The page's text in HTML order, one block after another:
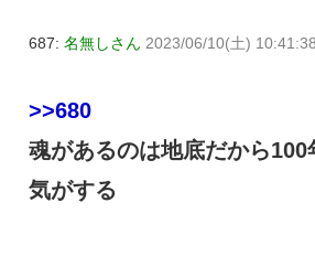
687: 名無しさん 2023/06/10(土)
>>680
魂があるのは地底だから
気がする